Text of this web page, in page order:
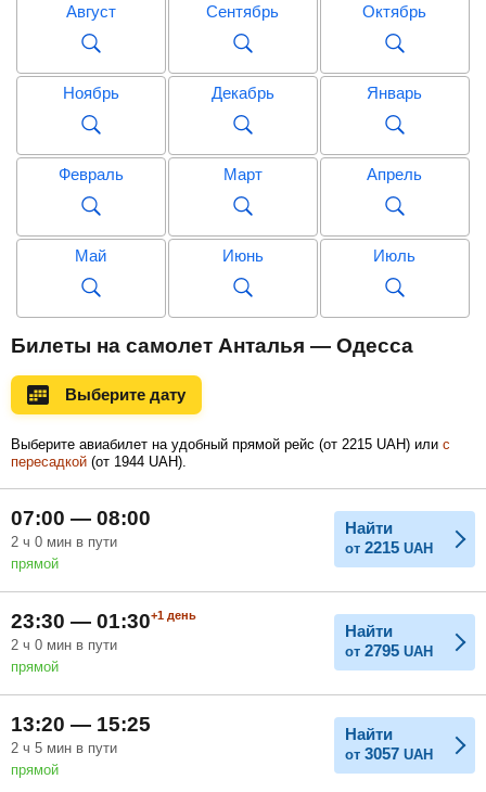
Август Сентябрь Октябрь
Ноябрь Декабрь Январь
Февраль Март Апрель
Май Июнь Июль
Сентябрь
Ноябрь
Билеты на самолет Анталья — Одесса
Выберите дату
Выберите авиабилет на удобный прямой рейс (от 2215 UAH) или с
пересадкой (от 1944 UAH).
07:00 — 08:00
2 ч 0 мин в пути
прямой
Найти
от 2215 UAH
23:30 — 01:30+1 день
2 ч 0 мин в пути
прямой
Найти
от 2795 UAH
13:20 — 15:25
2 ч 5 мин в пути
прямой
Найти
от 3057 UAH